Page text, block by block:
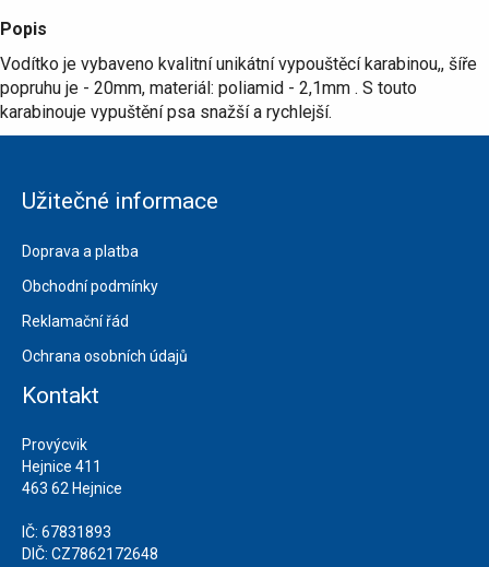
Popis
Vodítko je vybaveno kvalitní unikátní vypouštěcí karabinou,, šíře
popruhu je - 20mm, materiál: poliamid - 2,1mm . S touto
karabinouje vypuštění psa snažší a rychlejší.
Užitečné informace
Doprava a platba
Obchodní podmínky
Reklamační řád
Ochrana osobních údajů
Kontakt
Provýcvik
Hejnice 411
463 62 Hejnice
IČ: 67831893
DIČ: CZ7862172648